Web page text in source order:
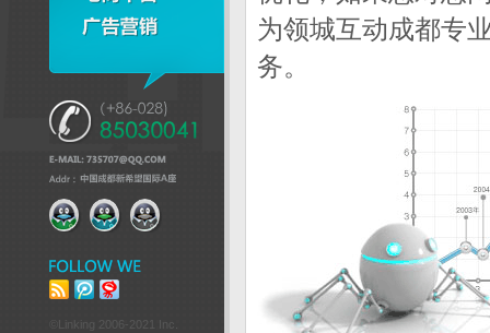
为领城互动成都专
务。
©Linking 2006-2021 Inc.